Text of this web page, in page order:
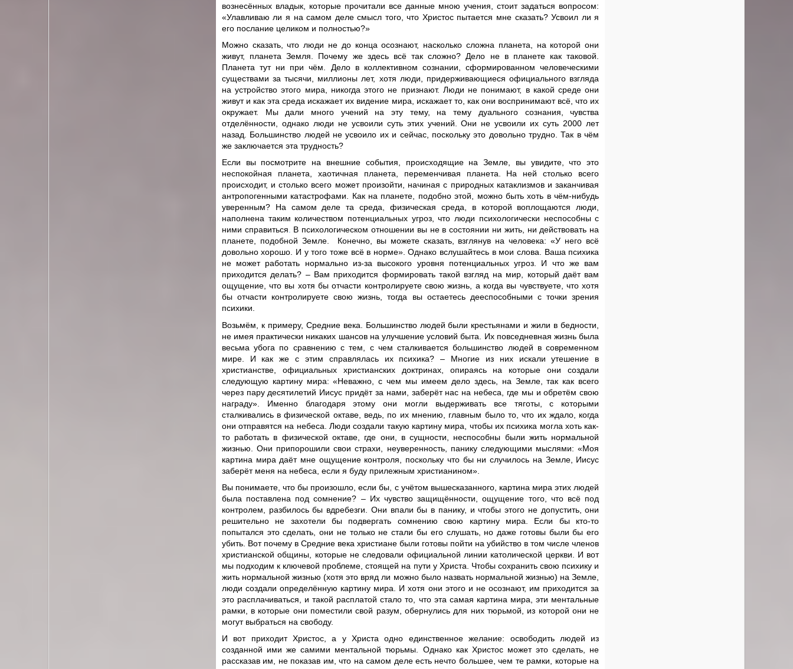
вознесённых владык, которые прочитали все данные мною учения, стоит задаться вопросом:
«Улавливаю ли я на самом деле смысл того, что Христос пытается мне сказать? Усвоил ли я
его послание целиком и полностью?»
Можно сказать, что люди не до конца осознают, насколько сложна планета, на которой они
живут, планета Земля. Почему же здесь всё так сложно? Дело не в планете как таковой.
Планета тут ни при чём. Дело в коллективном сознании, сформированном человеческими
существами за тысячи, миллионы лет, хотя люди, придерживающиеся официального взгляда
на устройство этого мира, никогда этого не признают. Люди не понимают, в какой среде они
живут и как эта среда искажает их видение мира, искажает то, как они воспринимают всё, что их
окружает. Мы дали много учений на эту тему, на тему дуального сознания, чувства
отделённости, однако люди не усвоили суть этих учений. Они не усвоили их суть 2000 лет
назад. Большинство людей не усвоило их и сейчас, поскольку это довольно трудно. Так в чём
же заключается эта трудность?
Если вы посмотрите на внешние события, происходящие на Земле, вы увидите, что это
неспокойная планета, хаотичная планета, переменчивая планета. На ней столько всего
происходит, и столько всего может произойти, начиная с природных катаклизмов и заканчивая
антропогенными катастрофами. Как на планете, подобно этой, можно быть хоть в чём-нибудь
уверенным? На самом деле та среда, физическая среда, в которой воплощаются люди,
наполнена таким количеством потенциальных угроз, что люди психологически неспособны с
ними справиться. В психологическом отношении вы не в состоянии ни жить, ни действовать на
планете, подобной Земле. Конечно, вы можете сказать, взглянув на человека: «У него всё
довольно хорошо. И у того тоже всё в норме». Однако вслушайтесь в мои слова. Ваша психика
не может работать нормально из-за высокого уровня потенциальных угроз. И что же вам
приходится делать? – Вам приходится формировать такой взгляд на мир, который даёт вам
ощущение, что вы хотя бы отчасти контролируете свою жизнь, а когда вы чувствуете, что хотя
бы отчасти контролируете свою жизнь, тогда вы остаетесь дееспособными с точки зрения
психики.
Возьмём, к примеру, Средние века. Большинство людей были крестьянами и жили в бедности,
не имея практически никаких шансов на улучшение условий быта. Их повседневная жизнь была
весьма убога по сравнению с тем, с чем сталкивается большинство людей в современном
мире. И как же с этим справлялась их психика? – Многие из них искали утешение в
христианстве, официальных христианских доктринах, опираясь на которые они создали
следующую картину мира: «Неважно, с чем мы имеем дело здесь, на Земле, так как всего
через пару десятилетий Иисус придёт за нами, заберёт нас на небеса, где мы и обретём свою
награду». Именно благодаря этому они могли выдерживать все тяготы, с которыми
сталкивались в физической октаве, ведь, по их мнению, главным было то, что их ждало, когда
они отправятся на небеса. Люди создали такую картину мира, чтобы их психика могла хоть как-
то работать в физической октаве, где они, в сущности, неспособны были жить нормальной
жизнью. Они припорошили свои страхи, неуверенность, панику следующими мыслями: «Моя
картина мира даёт мне ощущение контроля, поскольку что бы ни случилось на Земле, Иисус
заберёт меня на небеса, если я буду прилежным христианином».
Вы понимаете, что бы произошло, если бы, с учётом вышесказанного, картина мира этих людей
была поставлена под сомнение? – Их чувство защищённости, ощущение того, что всё под
контролем, разбилось бы вдребезги. Они впали бы в панику, и чтобы этого не допустить, они
решительно не захотели бы подвергать сомнению свою картину мира. Если бы кто-то
попытался это сделать, они не только не стали бы его слушать, но даже готовы были бы его
убить. Вот почему в Средние века христиане были готовы пойти на убийство в том числе членов
христианской общины, которые не следовали официальной линии католической церкви. И вот
мы подходим к ключевой проблеме, стоящей на пути у Христа. Чтобы сохранить свою психику и
жить нормальной жизнью (хотя это вряд ли можно было назвать нормальной жизнью) на Земле,
люди создали определённую картину мира. И хотя они этого и не осознают, им приходится за
это расплачиваться, и такой расплатой стало то, что эта самая картина мира, эти ментальные
рамки, в которые они поместили свой разум, обернулись для них тюрьмой, из которой они не
могут выбраться на свободу.
И вот приходит Христос, а у Христа одно единственное желание: освободить людей из
созданной ими же самими ментальной тюрьмы. Однако как Христос может это сделать, не
рассказав им, не показав им, что на самом деле есть нечто большее, чем те рамки, которые на